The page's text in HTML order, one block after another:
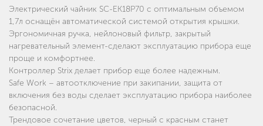
Электрический чайник SC-EK18P70 с оптимальным объемом
1,7л оснащён автоматической системой открытия крышки.
Эргономичная ручка, нейлоновый фильтр, закрытый
нагревательный элемент-сделают эксплуатацию прибора еще
проще и комфортнее.
Контроллер Strix делает прибор еще более надежным.
Safe Work – автоотключение при закипании, защита от
включения без воды сделает эксплуатацию прибора наиболее
безопасной.
Трендовое сочетание цветов, черный с красным станет